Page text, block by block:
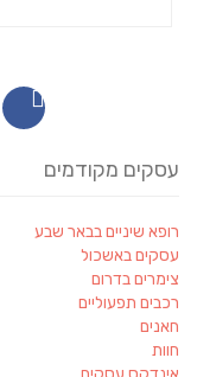
עסקים מקודמים
רופא שיניים בבאר שבע
עסקים באשכול
צימרים בדרום
רכבים תפעוליים
חאנים
חוות